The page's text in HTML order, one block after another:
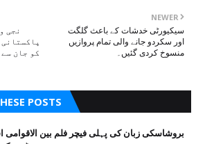
NEWER
سیکیورٹی خدشات کے باعث گلگت
اور سکردو جانے والی تمام پروازیں
منسوخ کردی گئیں۔
نجی
کو جان
POSTS
بروشاسکی زبان کی پہلی فیچر فلم بین الاقوامی